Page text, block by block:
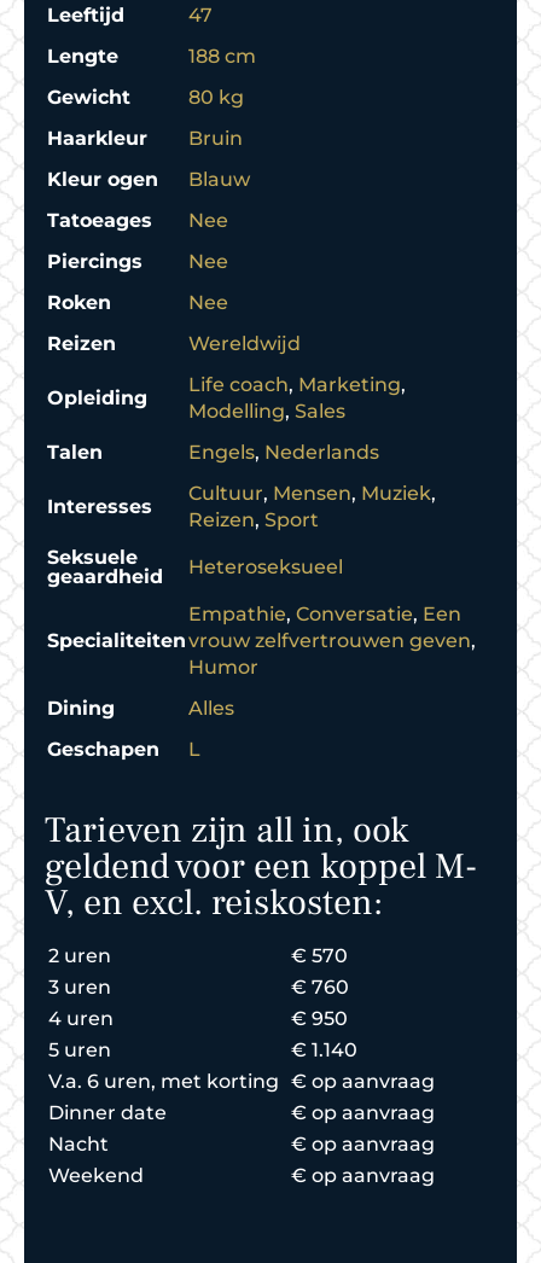
Leeftijd
47
Lengte
188 cm
Gewicht
80 kg
Haarkleur
Bruin
Kleur ogen
Blauw
Tatoeages
Nee
Piercings
Nee
Roken
Nee
Reizen
Wereldwijd
Opleiding
Life coach, Marketing,
Modelling,Sales
Talen
Engels, Nederlands
Interesses
Cultuur, Mensen, Muziek,
Reizen,Sport
Seksuele
geaardheid
Heteroseksueel
Specialiteiten
Empathie,Conversatie, Een
vrouw zelfvertrouwen geven,
Humor
Dining
Alles
Geschapen
L
Tarieven zijn all in, ook
geldend voor een koppel M-
V, en excl. reiskosten:
2 uren
€ 570
3 uren
€ 760
4 uren
€ 950
5 uren
€ 1.140
V.a. 6 uren, met korting € op aanvraag
Dinner date
€ op aanvraag
Nacht
€ op aanvraag
Weekend
€ op aanvraag